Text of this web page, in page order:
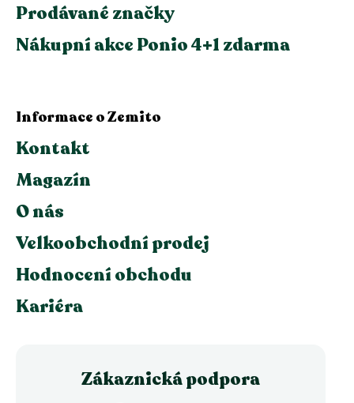
Prodávané značky
Nákupní akce Ponio 4+1 zdarma
Informace o Zemito
Kontakt
Magazín
O nás
Velkoobchodní prodej
Hodnocení obchodu
Kariéra
Zákaznická podpora